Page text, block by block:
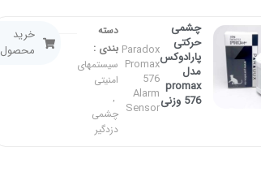
چشمی
حرکتی
پارادوکس
مدل
promax
576 وزنی
Paradox
Promax
576
Alarm
Sensor
دسته
بندی :
سیستمهای
امنیتی
,
چشمی
دزدگیر
۵۸۰,۰۰۰
۴۸۰,۰۰۰
خرید
محصول